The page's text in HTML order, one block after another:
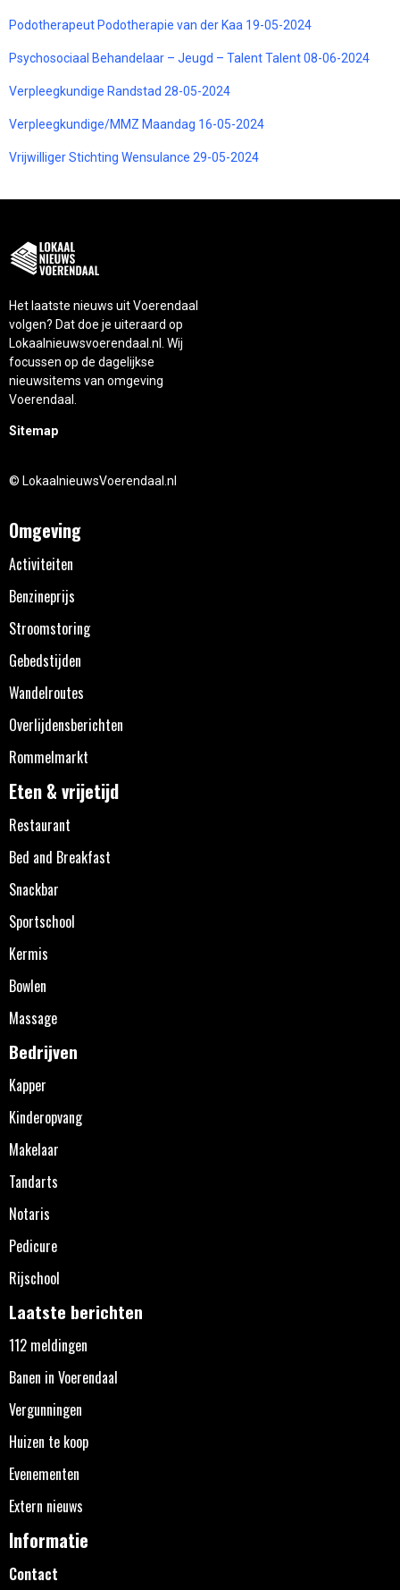
Podotherapeut Podotherapie van der Kaa 19-05-2024
Psychosociaal Behandelaar – Jeugd – Talent Talent 08-06-2024
Verpleegkundige Randstad 28-05-2024
Verpleegkundige/MMZ Maandag 16-05-2024
Vrijwilliger Stichting Wensulance 29-05-2024
Het laatste nieuws uit Voerendaal
volgen? Dat doe je uiteraard op
Lokaalnieuwsvoerendaal.nl. Wij
focussen op de dagelijkse
nieuwsitems van omgeving
Voerendaal.
Sitemap
© LokaalnieuwsVoerendaal.nl
Omgeving
Activiteiten
Benzineprijs
Stroomstoring
Gebedstijden
Wandelroutes
Overlijdensberichten
Rommelmarkt
Eten & vrijetijd
Restaurant
Bed and Breakfast
Snackbar
Sportschool
Kermis
Bowlen
Massage
Bedrijven
Kapper
Kinderopvang
Makelaar
Tandarts
Notaris
Pedicure
Rijschool
Laatste berichten
112 meldingen
Banen in Voerendaal
Vergunningen
Huizen te koop
Evenementen
Extern nieuws
Informatie
Contact